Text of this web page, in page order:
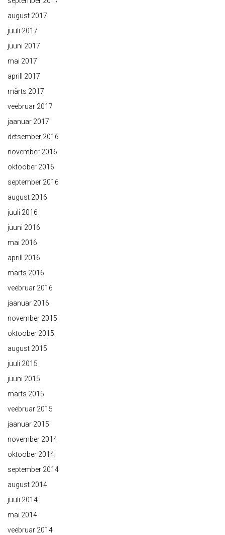
august 2017
juuli 2017
juuni 2017
mai 2017
aprill 2017
märts 2017
veebruar 2017
jaanuar 2017
detsember 2016
november 2016
oktoober 2016
september 2016
august 2016
juuli 2016
juuni 2016
mai 2016
aprill 2016
märts 2016
veebruar 2016
jaanuar 2016
november 2015
oktoober 2015
august 2015
juuli 2015
juuni 2015
märts 2015
veebruar 2015
jaanuar 2015
november 2014
oktoober 2014
september 2014
august 2014
juuli 2014
mai 2014
veebruar 2014